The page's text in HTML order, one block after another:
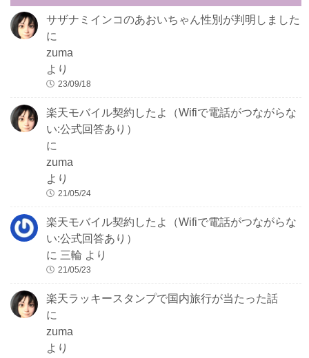
サザナミインコのあおいちゃん性別が判明しました
に
zuma
より
23/09/18
楽天モバイル契約したよ（Wifiで電話がつながらな
い:公式回答あり）
に
zuma
より
21/05/24
楽天モバイル契約したよ（Wifiで電話がつながらな
い:公式回答あり）
に三輪 より
21/05/23
楽天ラッキースタンプで国内旅行が当たった話
に
zuma
より